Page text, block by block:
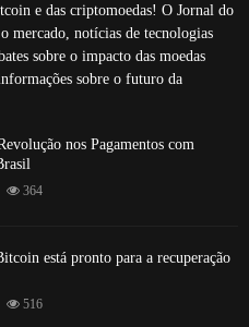
e das criptomoedas! O Jornal do
mercado, notícias de tecnologias
sobre o impacto das moedas
sobre o futuro da
nos Pagamentos com
364
está pronto para a recuperação
516